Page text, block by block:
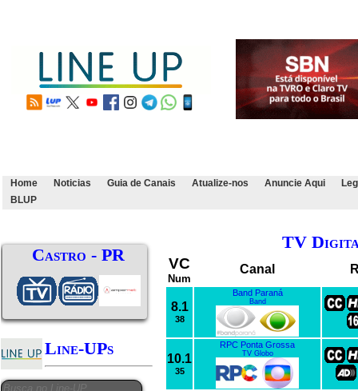
Home Noticias Guia de Canais Atualize-nos Anuncie Aqui
BLUP
Castro - PR
Line-UPs
TV
VC
Num
Canal
8.1
38
Band Paraná
Band
10.1
35
RPC Ponta Grossa
TV Globo